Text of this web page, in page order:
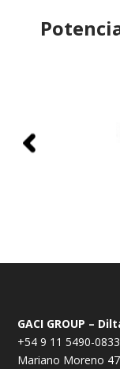
GACI GROUP –
+54 9 11 5490-0833
Mariano Moreno